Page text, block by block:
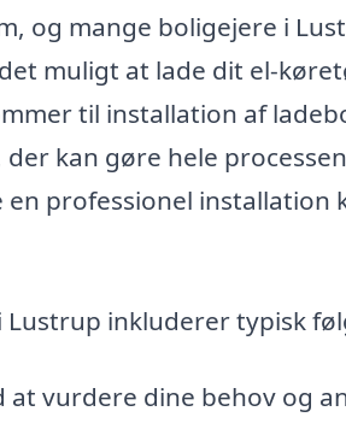
og mange boligejere i
muligt at lade dit el-
til installation af
kan gøre hele
professionel installation
inkluderer typisk
at vurdere dine behov og